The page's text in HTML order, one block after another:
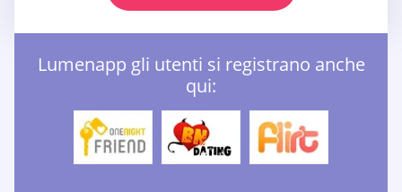
Lumenapp gli utenti si registrano anche
qui: